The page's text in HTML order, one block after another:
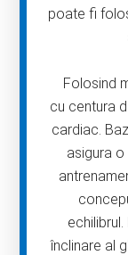
poate fi
Folosind
cu centura
cardiac.
asigura o
înclinare al